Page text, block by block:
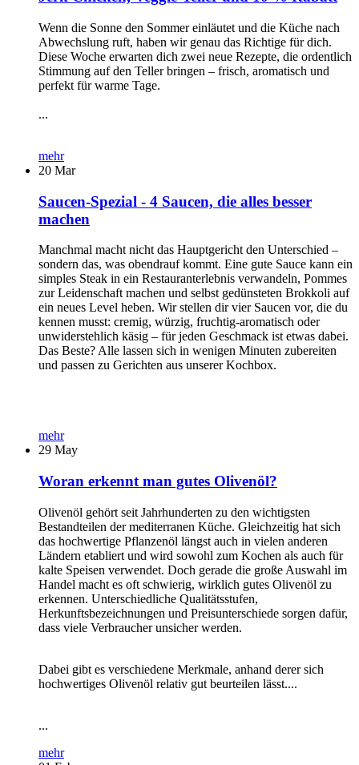
Wenn die Sonne den Sommer einläutet und die Küche nach
Abwechslung ruft, haben wir genau das Richtige für dich.
Diese Woche erwarten dich zwei neue Rezepte, die ordentlich
Stimmung auf den Teller bringen – frisch, aromatisch und
perfekt für warme Tage.
...
mehr
20 Mar
Saucen-Spezial - 4 Saucen, die alles besser
machen
Manchmal macht nicht das Hauptgericht den Unterschied –
sondern das, was obendrauf kommt. Eine gute Sauce kann ein
simples Steak in ein Restauranterlebnis verwandeln, Pommes
zur Leidenschaft machen und selbst gedünsteten Brokkoli auf
ein neues Level heben. Wir stellen dir vier Saucen vor, die du
kennen musst: cremig, würzig, fruchtig-aromatisch oder
unwiderstehlich käsig – für jeden Geschmack ist etwas dabei.
Das Beste? Alle lassen sich in wenigen Minuten zubereiten
und passen zu Gerichten aus unserer Kochbox.
mehr
29 May
Woran erkennt man gutes Olivenöl?
Olivenöl gehört seit Jahrhunderten zu den wichtigsten
Bestandteilen der mediterranen Küche. Gleichzeitig hat sich
das hochwertige Pflanzenöl längst auch in vielen anderen
Ländern etabliert und wird sowohl zum Kochen als auch für
kalte Speisen verwendet. Doch gerade die große Auswahl im
Handel macht es oft schwierig, wirklich gutes Olivenöl zu
erkennen. Unterschiedliche Qualitätsstufen,
Herkunftsbezeichnungen und Preisunterschiede sorgen dafür,
dass viele Verbraucher unsicher werden.
Dabei gibt es verschiedene Merkmale, anhand derer sich
hochwertiges Olivenöl relativ gut beurteilen lässt....
...
mehr